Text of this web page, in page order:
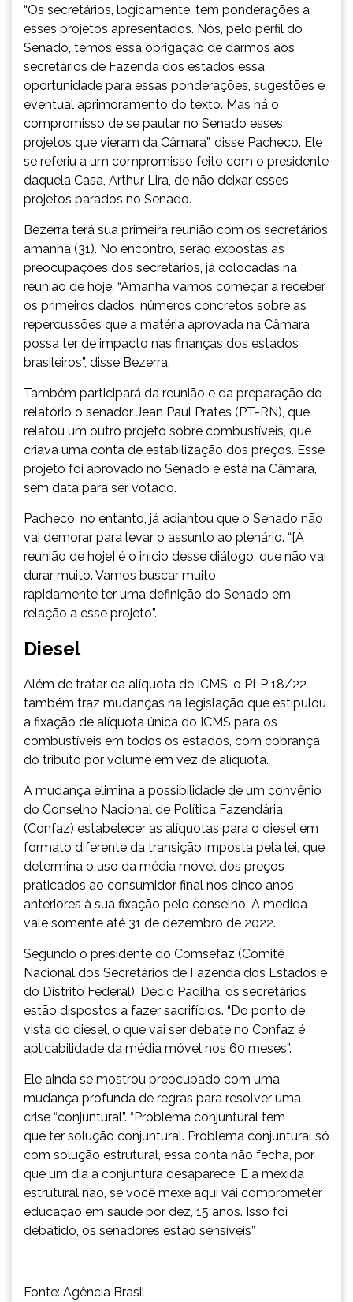
“Os secretários, logicamente, tem ponderações a
esses projetos apresentados. Nós, pelo perfil do
Senado, temos essa obrigação de darmos aos
secretários de Fazenda dos estados essa
oportunidade para essas ponderações, sugestões e
eventual aprimoramento do texto. Mas há o
compromisso de se pautar no Senado esses
projetos que vieram da Câmara”, disse Pacheco. Ele
se referiu a um compromisso feito com o presidente
daquela Casa, Arthur Lira, de não deixar esses
projetos parados no Senado.
Bezerra terá sua primeira reunião com os secretários
amanhã (31). No encontro, serão expostas as
preocupações dos secretários, já colocadas na
reunião de hoje. “Amanhã vamos começar a receber
os primeiros dados, números concretos sobre as
repercussões que a matéria aprovada na Câmara
possa ter de impacto nas finanças dos estados
brasileiros”, disse Bezerra.
Também participará da reunião e da preparação do
relatório o senador Jean Paul Prates (PT-RN), que
relatou um outro projeto sobre combustíveis, que
criava uma conta de estabilização dos preços. Esse
projeto foi aprovado no Senado e está na Câmara,
sem data para ser votado.
Pacheco, no entanto, já adiantou que o Senado não
vai demorar para levar o assunto ao plenário. “[A
reunião de hoje] é o inicio desse diálogo, que não vai
durar muito. Vamos buscar muito
rapidamente ter uma definição do Senado em
relação a esse projeto”.
Diesel
Além de tratar da alíquota de ICMS, o PLP 18/22
também traz mudanças na legislação que estipulou
a fixação de alíquota única do ICMS para os
combustíveis em todos os estados, com cobrança
do tributo por volume em vez de alíquota.
A mudança elimina a possibilidade de um convênio
do Conselho Nacional de Política Fazendária
(Confaz) estabelecer as alíquotas para o diesel em
formato diferente da transição imposta pela lei, que
determina o uso da média móvel dos preços
praticados ao consumidor final nos cinco anos
anteriores à sua fixação pelo conselho. A medida
vale somente até 31 de dezembro de 2022.
Segundo o presidente do Comsefaz (Comitê
Nacional dos Secretários de Fazenda dos Estados e
do Distrito Federal), Décio Padilha, os secretários
estão dispostos a fazer sacrifícios. “Do ponto de
vista do diesel, o que vai ser debate no Confaz é
aplicabilidade da média móvel nos 60 meses”.
Ele ainda se mostrou preocupado com uma
mudança profunda de regras para resolver uma
crise “conjuntural”. “Problema conjuntural tem
que ter solução conjuntural. Problema conjuntural só
com solução estrutural, essa conta não fecha, por
que um dia a conjuntura desaparece. E a mexida
estrutural não, se você mexe aqui vai comprometer
educação em saúde por dez, 15 anos. Isso foi
debatido, os senadores estão sensíveis”.
Fonte: Agência Brasil